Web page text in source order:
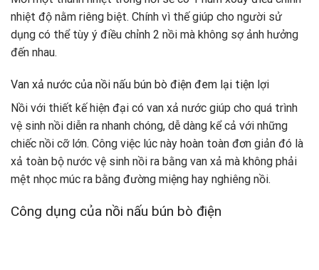
nhiệt độ nằm riêng biệt. Chính vì thế giúp cho người sử
dụng có thể tùy ý điều chỉnh 2 nồi mà không sợ ảnh hưởng
đến nhau.
Van xả nước của nồi nấu bún bò điện đem lại tiện lợi
Nồi với thiết kế hiện đại có van xả nước giúp cho quá trình
vệ sinh nồi diễn ra nhanh chóng, dễ dàng kể cả với những
chiếc nồi cỡ lớn. Công việc lúc này hoàn toàn đơn giản đó là
xả toàn bộ nước vệ sinh nồi ra bằng van xả mà không phải
mệt nhọc múc ra bằng đường miệng hay nghiêng nồi.
Công dụng của nồi nấu bún bò điện